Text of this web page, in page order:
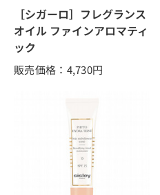
［シガーロ］フレグランス
オイル ファインアロマティ
ック
販売価格：4,730円